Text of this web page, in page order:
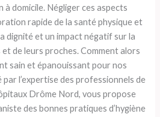
à domicile. Négliger ces aspects
rapide de la santé physique et
dignité et un impact négatif sur la
de leurs proches. Comment alors
sain et épanouissant pour nos
par l’expertise des professionnels de
Drôme Nord, vous propose
des bonnes pratiques d’hygiène